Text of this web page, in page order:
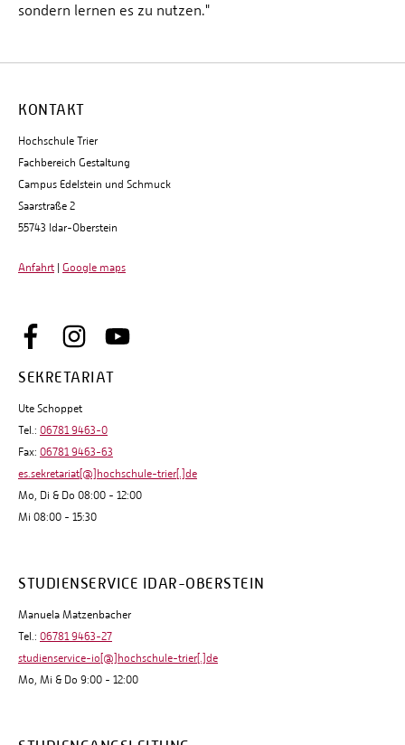
sondern lernen es zu nutzen."
KONTAKT
Hochschule Trier
Fachbereich Gestaltung
Campus Edelstein und Schmuck
Saarstraße 2
55743 Idar-Oberstein
Anfahrt | Google maps
SEKRETARIAT
Ute Schoppet
Tel.: 06781 9463-0
Fax: 06781 9463-63
es.sekretariat[@]hochschule-trier[.]de
Mo, Di & Do 08:00 - 12:00
Mi 08:00 - 15:30
STUDIENSERVICE IDAR-OBERSTEIN
Manuela Matzenbacher
Tel.: 06781 9463-27
studienservice-io[@]hochschule-trier[.]de
Mo, Mi & Do 9:00 - 12:00